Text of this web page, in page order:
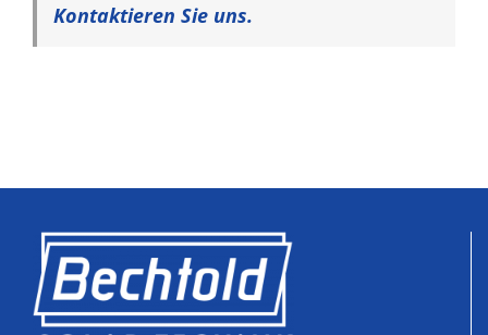
Kontaktieren Sie uns.